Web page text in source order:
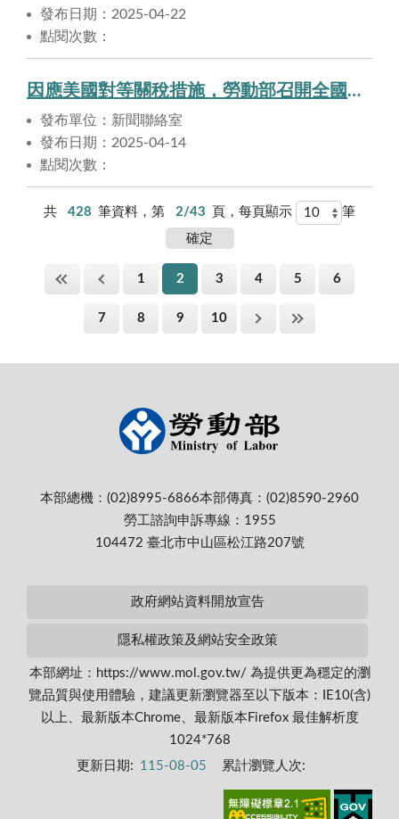
發布日期：2025-04-22
點閱次數：
因應美國對等關稅措施，勞動部召開全國勞動行政首長聯繫會報，佈建中央、地方協力聯繫網絡，協助勞工穩定就業
發布單位：新聞聯絡室
發布日期：2025-04-14
點閱次數：
共 428 筆資料，第 2/43 頁，每頁顯示 筆
1 2 3 4 5 6
7 8 9 10
本部總機：(02)8995-6866本部傳真：(02)8590-2960
勞工諮詢申訴專線：1955
104472 臺北市中山區松江路207號
政府網站資料開放宣告
隱私權政策及網站安全政策
本部網址：https://www.mol.gov.tw/ 為提供更為穩定的瀏
覽品質與使用體驗，建議更新瀏覽器至以下版本：IE10(含)
以上、最新版本Chrome、最新版本Firefox 最佳解析度
1024*768
更新日期: 115-08-05 累計瀏覽人次: